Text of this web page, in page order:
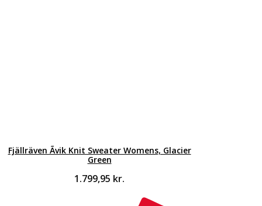
Fjällräven Ãvik Knit Sweater Womens, Glacier
Green
1.799,95 kr.